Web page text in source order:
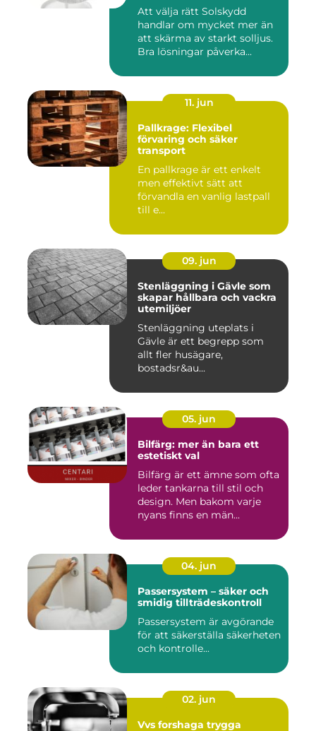
Att välja rätt Solskydd
handlar om mycket mer än
att skärma av starkt solljus.
Bra lösningar påverka...
11. jun
Pallkrage: Flexibel
förvaring och säker
transport
En pallkrage är ett enkelt
men effektivt sätt att
förvandla en vanlig lastpall
till e...
09. jun
Stenläggning i Gävle som
skapar hållbara och vackra
utemiljöer
Stenläggning uteplats i
Gävle är ett begrepp som
allt fler husägare,
bostadsr&au...
05. jun
Bilfärg: mer än bara ett
estetiskt val
Bilfärg är ett ämne som ofta
leder tankarna till stil och
design. Men bakom varje
nyans finns en män...
04. jun
Passersystem – säker och
smidig tillträdeskontroll
Passersystem är avgörande
för att säkerställa säkerheten
och kontrolle...
02. jun
Vvs forshaga trygga